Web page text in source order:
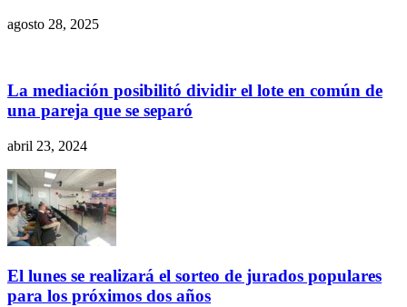
agosto 28, 2025
La mediación posibilitó dividir el lote en común de
una pareja que se separó
abril 23, 2024
El lunes se realizará el sorteo de jurados populares
para los próximos dos años